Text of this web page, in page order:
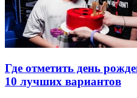
Где отметить день
10 лучших вариантов